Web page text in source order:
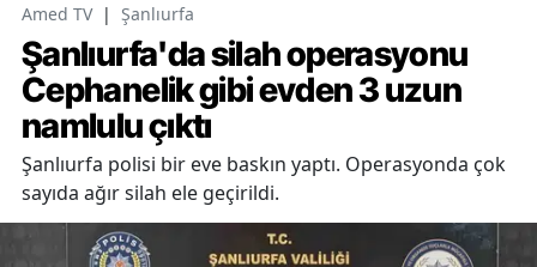
Amed TV | Şanlıurfa
Şanlıurfa'da silah operasyonu
Cephanelik gibi evden 3 uzun
namlulu çıktı
Şanlıurfa polisi bir eve baskın yaptı. Operasyonda çok
sayıda ağır silah ele geçirildi.